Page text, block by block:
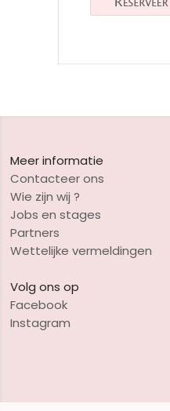
Meer informatie
Contacteer ons
Wie zijn wij ?
Jobs en stages
Partners
Wettelijke vermeldingen
Volg ons op
Facebook
Instagram